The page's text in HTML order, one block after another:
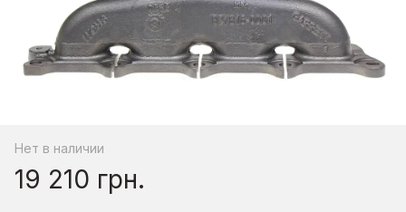
Нет в наличии
19 210 грн.